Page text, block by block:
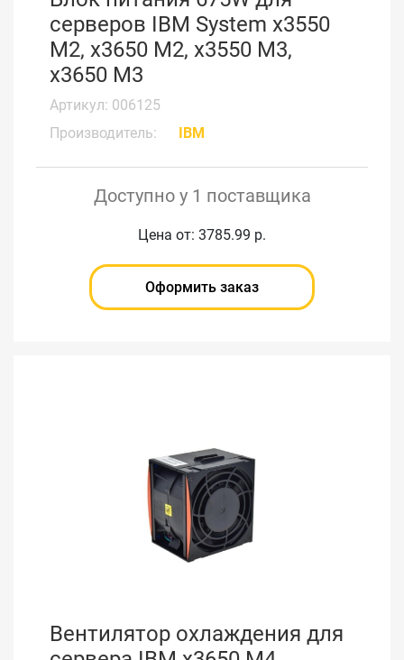
серверов IBM System x3550
M2, x3650 M2, x3550 M3,
x3650 M3
Артикул: 006125
Производитель:
IBM
Доступно у 1 поставщика
Цена от: 3785.99 р.
Оформить заказ
Вентилятор охлаждения для